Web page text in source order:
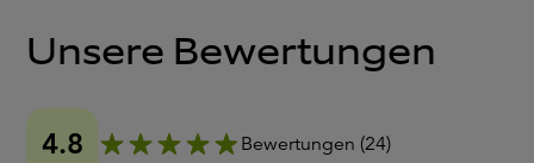
Unsere Bewertungen
4.8 Bewertungen (24)